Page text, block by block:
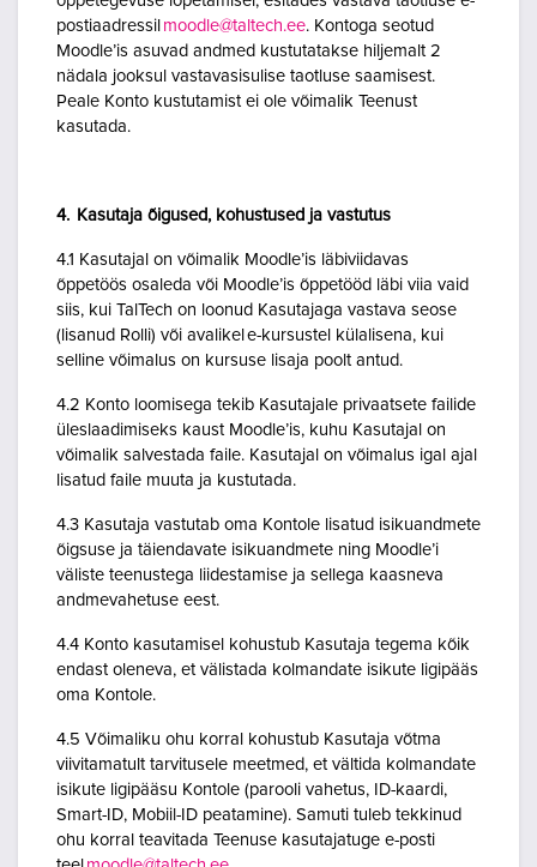
postiaadressil moodle@taltech.ee. Kontoga seotud
Moodle’is asuvad andmed kustutatakse hiljemalt 2
nädala jooksul vastavasisulise taotluse saamisest.
Peale Konto kustutamist ei ole võimalik Teenust
kasutada.
4. Kasutaja õigused, kohustused ja vastutus
4.1 Kasutajal on võimalik Moodle’is läbiviidavas
õppetöös osaleda või Moodle’is õppetööd läbi viia vaid
siis, kui TalTech on loonud Kasutajaga vastava seose
(lisanud Rolli) või avalikel e-kursustel külalisena, kui
selline võimalus on kursuse lisaja poolt antud.
4.2 Konto loomisega tekib Kasutajale privaatsete failide
üleslaadimiseks kaust Moodle’is, kuhu Kasutajal on
võimalik salvestada faile. Kasutajal on võimalus igal ajal
lisatud faile muuta ja kustutada.
4.3 Kasutaja vastutab oma Kontole lisatud isikuandmete
õigsuse ja täiendavate isikuandmete ning Moodle’i
väliste teenustega liidestamise ja sellega kaasneva
andmevahetuse eest.
4.4 Konto kasutamisel kohustub Kasutaja tegema kõik
endast oleneva, et välistada kolmandate isikute ligipääs
oma Kontole.
4.5 Võimaliku ohu korral kohustub Kasutaja võtma
viivitamatult tarvitusele meetmed, et vältida kolmandate
isikute ligipääsu Kontole (parooli vahetus, ID-kaardi,
Smart-ID, Mobiil-ID peatamine). Samuti tuleb tekkinud
ohu korral teavitada Teenuse kasutajatuge e-posti